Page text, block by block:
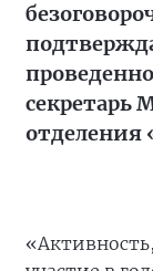
секретарь
отделения